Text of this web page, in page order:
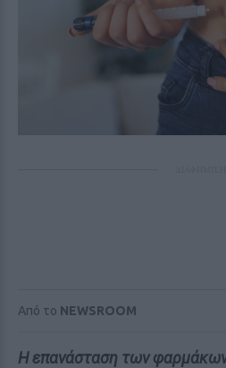
Από το NEWSROOM
Η επανάσταση των